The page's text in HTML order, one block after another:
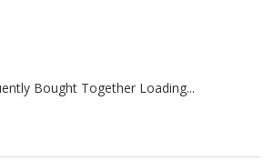
Bought Together Loading...